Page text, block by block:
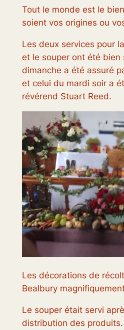
Tout le monde est le
soient vos origines ou
Les deux services pour
et le souper ont été bien
dimanche a été assuré
et celui du mardi soir a
révérend Stuart Reed.
Les décorations de
Bealbury
Le souper était servi
distribution des